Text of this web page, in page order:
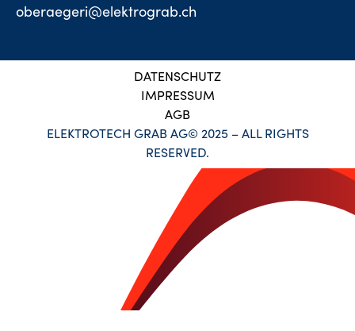
oberaegeri@elektrograb.ch
DATENSCHUTZ
IMPRESSUM
AGB
ELEKTROTECH GRAB AG© 2025 – ALL RIGHTS
RESERVED.